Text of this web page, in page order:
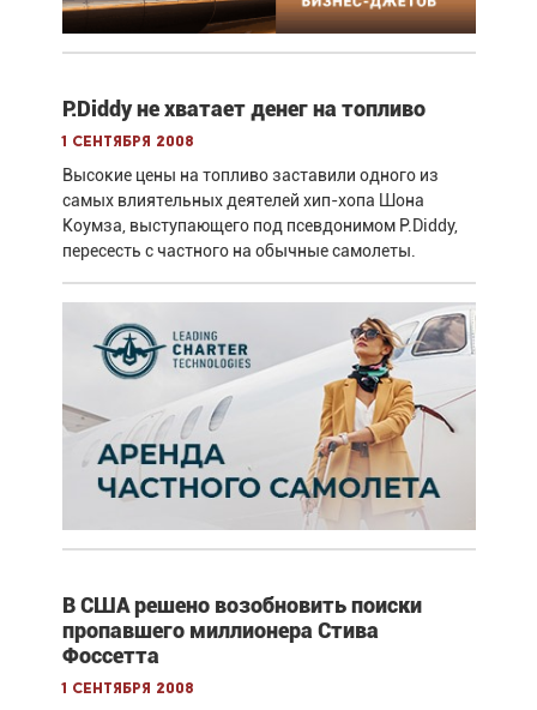
P.Diddy не хватает денег на топливо
1 сентября 2008
Высокие цены на топливо заставили одного из
самых влиятельных деятелей хип-хопа Шона
Коумза, выступающего под псевдонимом P.Diddy,
пересесть с частного на обычные самолеты.
В США решено возобновить поиски
пропавшего миллионера Стива
Фоссетта
1 сентября 2008